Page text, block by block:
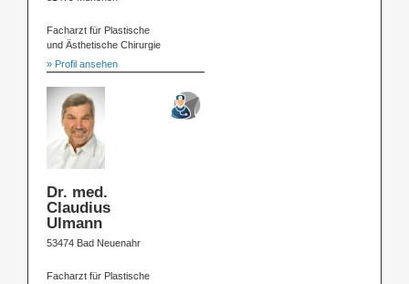
Facharzt für Plastische
und Ästhetische Chirurgie
» Profil ansehen
Dr. med.
Claudius
Ulmann
53474 Bad Neuenahr
Facharzt für Plastische